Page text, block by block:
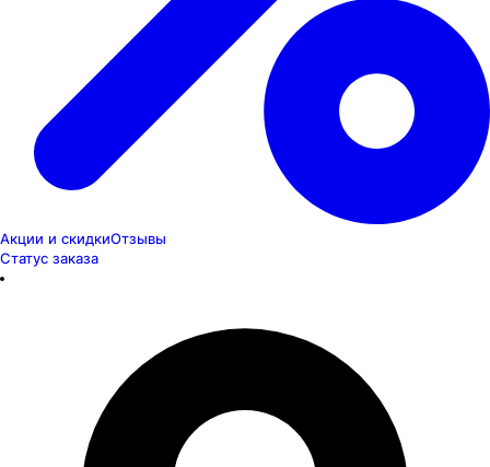
Акции и скидкиОтзывы
Статус заказа